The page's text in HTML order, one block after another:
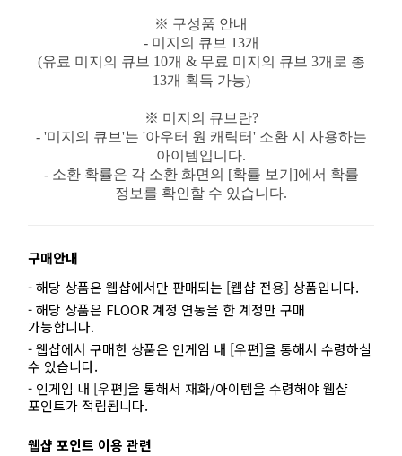
※ 구성품 안내
- 미지의 큐브 13개
(유료 미지의 큐브 10개 & 무료 미지의 큐브 3개로 총
13개 획득 가능)
※ 미지의 큐브란?
- '미지의 큐브'는 '아우터 원 캐릭터' 소환 시 사용하는
아이템입니다.
- 소환 확률은 각 소환 화면의 [확률 보기]에서 확률
정보를 확인할 수 있습니다.
구매안내
- 해당 상품은 웹샵에서만 판매되는 [웹샵 전용] 상품입니다.
- 해당 상품은 FLOOR 계정 연동을 한 계정만 구매
가능합니다.
- 웹샵에서 구매한 상품은 인게임 내 [우편]을 통해서 수령하실
수 있습니다.
- 인게임 내 [우편]을 통해서 재화/아이템을 수령해야 웹샵
포인트가 적립됩니다.
웹샵 포인트 이용 관련